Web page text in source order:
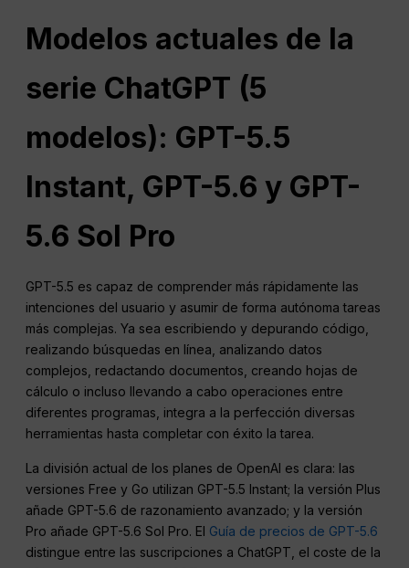
Modelos actuales de la
serie ChatGPT (5
modelos): GPT-5.5
Instant, GPT-5.6 y GPT-
5.6 Sol Pro
GPT-5.5 es capaz de comprender más rápidamente las
intenciones del usuario y asumir de forma autónoma tareas
más complejas. Ya sea escribiendo y depurando código,
realizando búsquedas en línea, analizando datos
complejos, redactando documentos, creando hojas de
cálculo o incluso llevando a cabo operaciones entre
diferentes programas, integra a la perfección diversas
herramientas hasta completar con éxito la tarea.
La división actual de los planes de OpenAI es clara: las
versiones Free y Go utilizan GPT-5.5 Instant; la versión Plus
añade GPT-5.6 de razonamiento avanzado; y la versión
Pro añade GPT-5.6 Sol Pro. El Guía de precios de GPT-5.6
distingue entre las suscripciones a ChatGPT, el coste de la